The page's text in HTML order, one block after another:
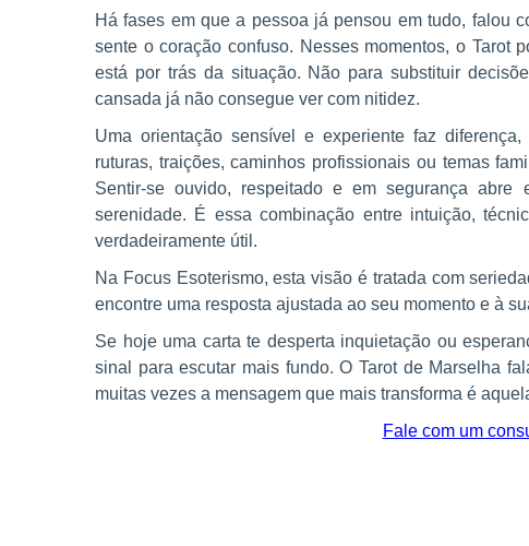
Há fases em que a pessoa já pensou em tudo, falou
sente o coração confuso. Nesses momentos, o Tarot
está por trás da situação. Não para substituir
cansada já não consegue ver com nitidez.
Uma orientação sensível e experiente faz
ruturas, traições, caminhos profissionais ou temas
Sentir-se ouvido, respeitado e em segurança
serenidade. É essa combinação entre intuição,
verdadeiramente útil.
Na Focus Esoterismo, esta visão é tratada com
encontre uma resposta ajustada ao seu momento e à
Se hoje uma carta te desperta inquietação ou
sinal para escutar mais fundo. O Tarot de Marselha
muitas vezes a mensagem que mais transforma é
Fale com um